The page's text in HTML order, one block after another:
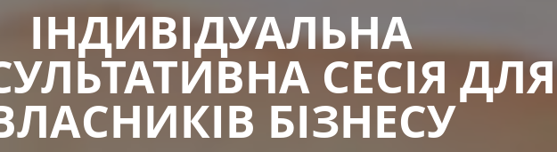
ІНДИВІДУАЛЬНА
СЕСІЯ ДЛЯ
БІЗНЕСУ